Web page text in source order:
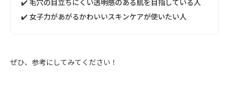
✔️ 毛穴の目立ちにくい透明感のある肌を目指している人
✔️ 女子力があがるかわいいスキンケアが使いたい人
ぜひ、参考にしてみてください！